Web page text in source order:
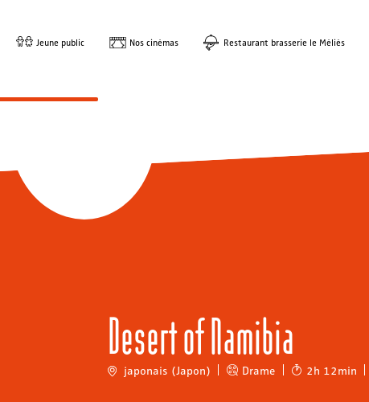
Jeune public Nos cinémas Restaurant brasserie le Méliès
Desert of Namibia
japonais (Japon) Drame 2h 12min